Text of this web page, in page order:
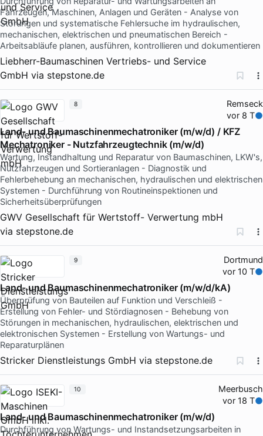
Fahrzeugen, Maschinen, Anlagen und Geräten - Analyse von
Störungen und systematische Fehlersuche im hydraulischen,
mechanischen, elektrischen und pneumatischen Bereich -
Arbeitsabläufe planen, ausführen, kontrollieren und dokumentieren
Liebherr-Baumaschinen Vertriebs- und Service
GmbH via stepstone.de
Remseck
vor 8 T
Land- und Baumaschinenmechatroniker (m/w/d) / KFZ
Mechatroniker - Nutzfahrzeugtechnik (m/w/d)
Wartung, Instandhaltung und Reparatur von Baumaschinen, LKW's,
Nutzfahrzeugen und Sortieranlagen - Diagnostik und
Fehlerbehebung an mechanischen, hydraulischen und elektrischen
Systemen - Durchführung von Routineinspektionen und
Sicherheitsüberprüfungen
GWV Gesellschaft für Wertstoff- Verwertung mbH
via stepstone.de
8
Dortmund
vor 10 T
Land- und Baumaschinenmechatroniker (m/w/d/kA)
Überprüfung von Bauteilen auf Funktion und Verschleiß -
Erstellung von Fehler- und Stördiagnosen - Behebung von
Störungen in mechanischen, hydraulischen, elektrischen und
elektronischen Systemen - Erstellung von Wartungs- und
Reparaturplänen
Stricker Dienstleistungs GmbH via stepstone.de
9
Meerbusch
vor 18 T
Land- und Baumaschinenmechatroniker (m/w/d)
Durchführung von Wartungs- und Instandsetzungsarbeiten in
10